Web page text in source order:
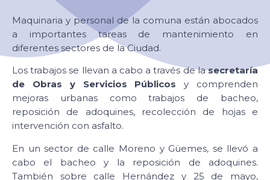
Maquinaria y personal de la comuna están abocados
a importantes tareas de mantenimiento en
diferentes sectores de la Ciudad.
Los trabajos se llevan a cabo a través de lasecretaría
de Obras y Servicios Públicos y comprenden
mejoras urbanas como trabajos de bacheo,
reposición de adoquines, recolección de hojas e
intervención con asfalto.
En un sector de calle Moreno y Güemes, se llevó a
cabo el bacheo y la reposición de adoquines.
También sobre calle Hernández y 25 de mayo,